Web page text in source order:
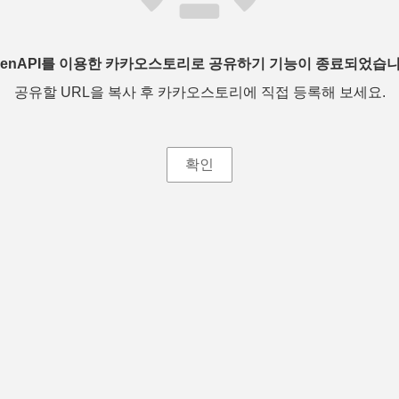
를 이용한 카카오스토리로 공유하기 기능이 종료되었습
공유할 URL을 복사 후 카카오스토리에 직접 등록해 보세요.
확인